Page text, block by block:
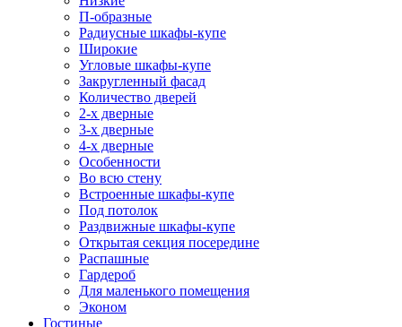
П-образные
Радиусные шкафы-купе
Широкие
Угловые шкафы-купе
Закругленный фасад
Количество дверей
2-х дверные
3-х дверные
4-х дверные
Особенности
Во всю стену
Встроенные шкафы-купе
Под потолок
Раздвижные шкафы-купе
Открытая секция посередине
Распашные
Гардероб
Для маленького помещения
Эконом
Гостиные